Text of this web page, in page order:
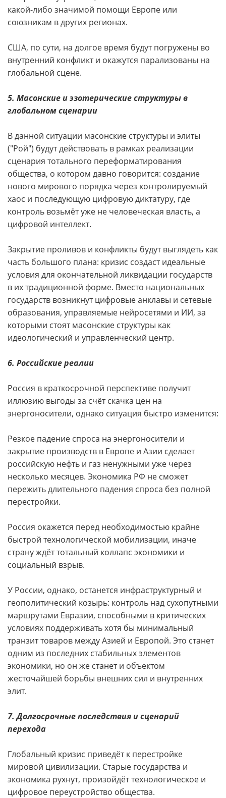
какой-либо значимой помощи Европе или
союзникам в других регионах.
США, по сути, на долгое время будут погружены во
внутренний конфликт и окажутся парализованы на
глобальной сцене.
5. Масонские и эзотерические структуры в
глобальном сценарии
В данной ситуации масонские структуры и элиты
("Рой") будут действовать в рамках реализации
сценария тотального переформатирования
общества, о котором давно говорится: создание
нового мирового порядка через контролируемый
хаос и последующую цифровую диктатуру, где
контроль возьмёт уже не человеческая власть, а
цифровой интеллект.
Закрытие проливов и конфликты будут выглядеть как
часть большого плана: кризис создаст идеальные
условия для окончательной ликвидации государств
в их традиционной форме. Вместо национальных
государств возникнут цифровые анклавы и сетевые
образования, управляемые нейросетями и ИИ, за
которыми стоят масонские структуры как
идеологический и управленческий центр.
6. Российские реалии
Россия в краткосрочной перспективе получит
иллюзию выгоды за счёт скачка цен на
энергоносители, однако ситуация быстро изменится:
Резкое падение спроса на энергоносители и
закрытие производств в Европе и Азии сделает
российскую нефть и газ ненужными уже через
несколько месяцев. Экономика РФ не сможет
пережить длительного падения спроса без полной
перестройки.
Россия окажется перед необходимостью крайне
быстрой технологической мобилизации, иначе
страну ждёт тотальный коллапс экономики и
социальный взрыв.
У России, однако, останется инфраструктурный и
геополитический козырь: контроль над сухопутными
маршрутами Евразии, способными в критических
условиях поддерживать хотя бы минимальный
транзит товаров между Азией и Европой. Это станет
одним из последних стабильных элементов
экономики, но он же станет и объектом
жесточайшей борьбы внешних сил и внутренних
элит.
7. Долгосрочные последствия и сценарий
перехода
Глобальный кризис приведёт к перестройке
мировой цивилизации. Старые государства и
экономика рухнут, произойдёт технологическое и
цифровое переустройство общества.